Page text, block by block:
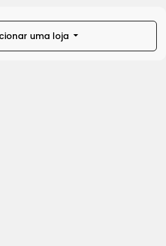
uma loja